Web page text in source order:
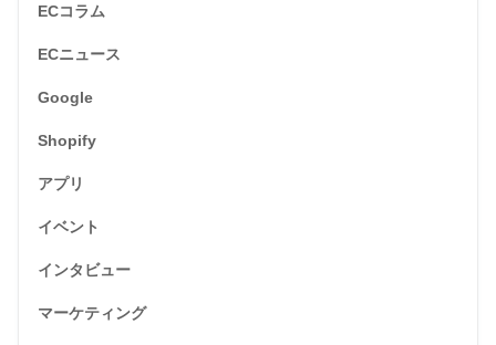
ECコラム
ECニュース
Google
Shopify
アプリ
イベント
インタビュー
マーケティング